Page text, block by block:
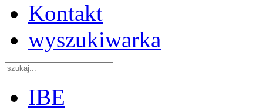
Kontakt
wyszukiwarka
IBE